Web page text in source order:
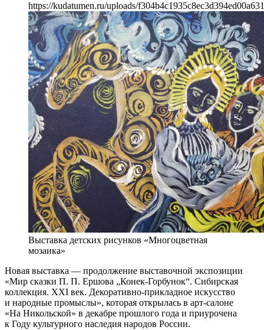
https://kudatumen.ru/uploads/
Выставка детских рисунков «Многоцветная
мозаика»
Новая выставка — продолжение выставочной экспозиции
«Мир сказки П. П. Ершова „Конек-Горбунок“. Сибирская
коллекция. ХХI век. Декоративно-прикладное искусство
и народные промыслы», которая открылась в арт-салоне
«На Никольской» в декабре прошлого года и приурочена
к Году культурного наследия народов России.